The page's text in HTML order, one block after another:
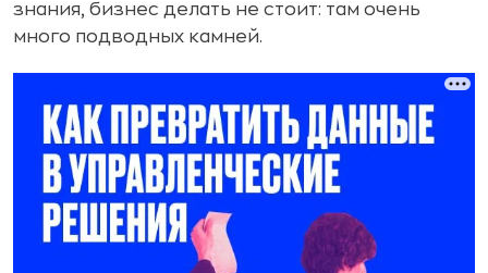
знания, бизнес делать не стоит: там очень
много подводных камней.